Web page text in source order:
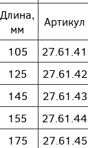
Длина,
мм
Артикул
105 27.61.41
125 27.61.42
145 27.61.43
155 27.61.44
175 27.61.45